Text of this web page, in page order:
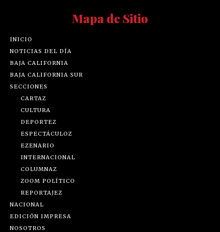
Mapa de Sitio
INICIO
NOTICIAS DEL DÍA
BAJA CALIFORNIA
BAJA CALIFORNIA SUR
SECCIONES
CARTAZ
CULTURA
DEPORTEZ
ESPECTÁCULOZ
EZENARIO
INTERNACIONAL
COLUMNAZ
ZOOM POLÍTICO
REPORTAJEZ
NACIONAL
EDICIÓN IMPRESA
NOSOTROS